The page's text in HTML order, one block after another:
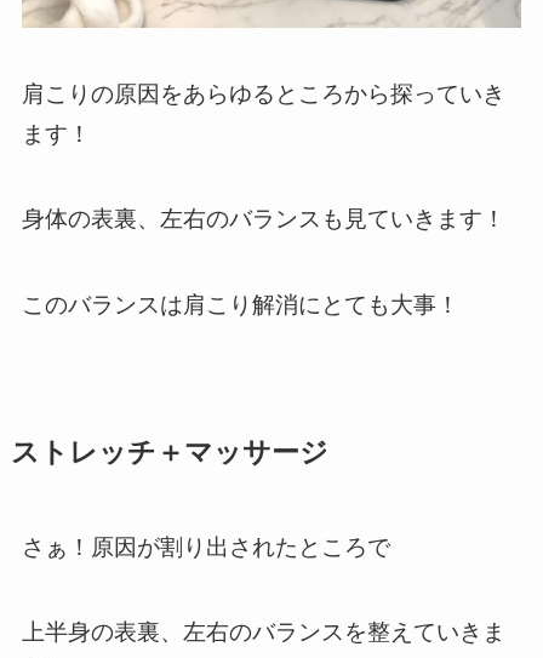
肩こりの原因をあらゆるところから探っていき
ます！
身体の表裏、左右のバランスも見ていきます！
このバランスは肩こり解消にとても大事！
ストレッチ＋マッサージ
さぁ！原因が割り出されたところで
上半身の表裏、左右のバランスを整えていきま